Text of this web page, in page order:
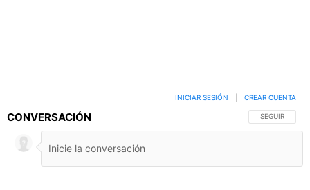
CONVERSACIÓN SIGA ESTA
SEGUIR
INICIAR SESIÓN CREAR CUENTA